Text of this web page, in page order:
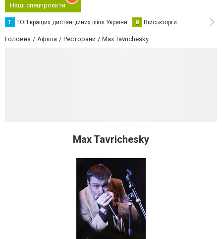
Наші спецпроєкти
Т ТОП кращих дистанційних шкіл України В Військторги
Головна Афіша Ресторани Max Tavrichesky
Max Tavrichesky